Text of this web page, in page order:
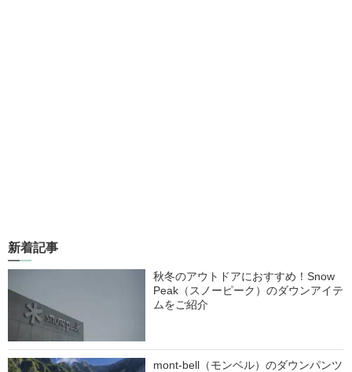
新着記事
秋冬のアウトドアにおすすめ！Snow
Peak（スノーピーク）のダウンアイテ
ムをご紹介
mont-bell（モンベル）のダウンパンツ